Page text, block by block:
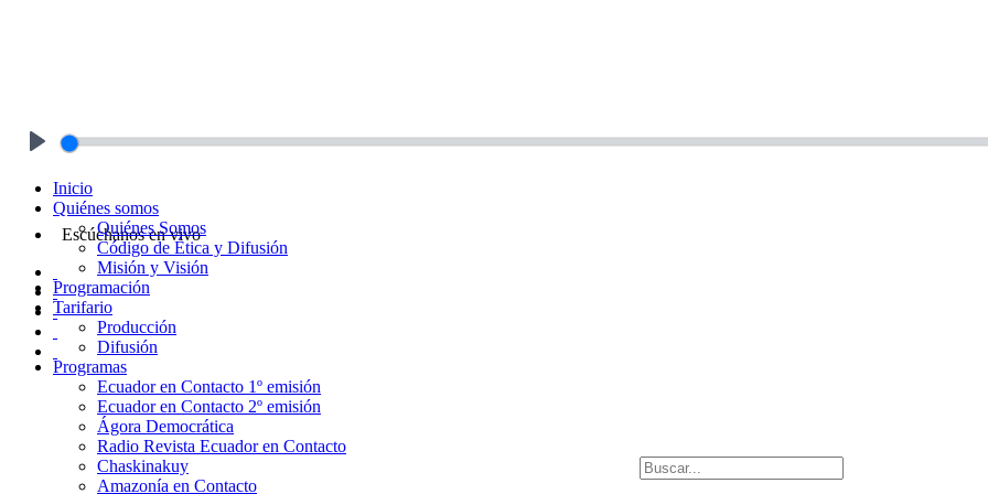
Escúchanos en vivo
Inicio
Quiénes somos
Quiénes Somos
Código de Ética y Difusión
Misión y Visión
Programación
Tarifario
Producción
Difusión
Programas
Ecuador en Contacto 1º emisión
Ecuador en Contacto 2º emisión
Ágora Democrática
Radio Revista Ecuador en Contacto
Chaskinakuy
Amazonía en Contacto